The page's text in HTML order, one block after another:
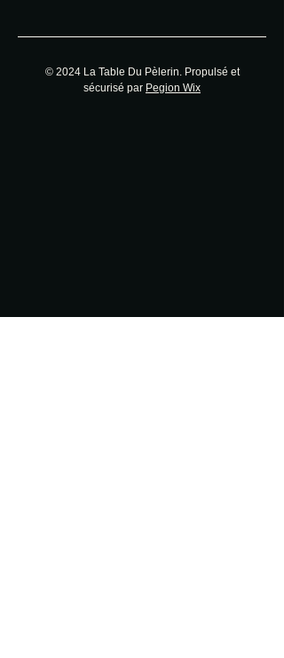
© 2024 La Table Du Pèlerin. Propulsé et
sécurisé par Pegion Wix